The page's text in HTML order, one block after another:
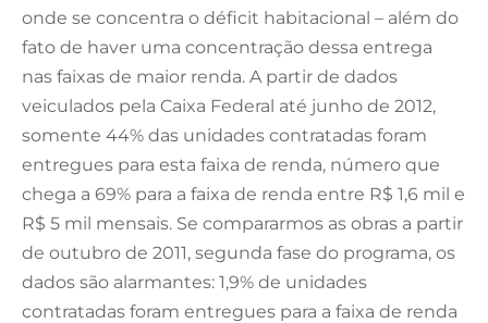
onde se concentra o déficit habitacional – além do
fato de haver uma concentração dessa entrega
nas faixas de maior renda. A partir de dados
veiculados pela Caixa Federal até junho de 2012,
somente 44% das unidades contratadas foram
entregues para esta faixa de renda, número que
chega a 69% para a faixa de renda entre R$ 1,6 mil e
R$ 5 mil mensais. Se compararmos as obras a partir
de outubro de 2011, segunda fase do programa, os
dados são alarmantes: 1,9% de unidades
contratadas foram entregues para a faixa de renda